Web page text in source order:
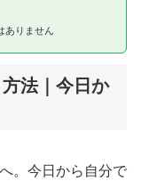
ありません
法｜今日か
。今日から自分で